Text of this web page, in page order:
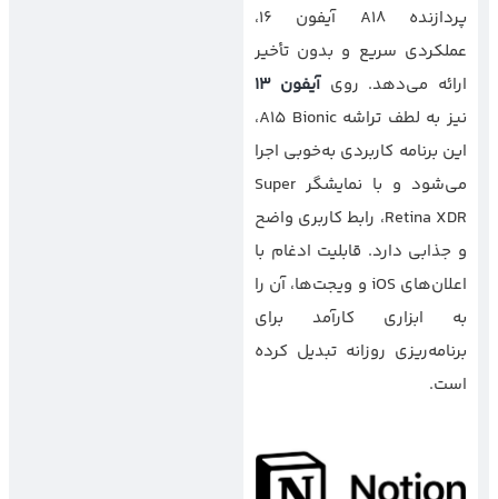
پردازنده A18 آیفون ۱۶،
عملکردی سریع و بدون تأخیر
ارائه می‌دهد. رویآیفون ۱۳
نیز به لطف تراشه A15 Bionic،
این برنامه کاربردی به‌خوبی اجرا
می‌شود و با نمایشگر Super
Retina XDR، رابط کاربری واضح
و جذابی دارد. قابلیت ادغام با
اعلان‌های iOS و ویجت‌ها، آن را
به ابزاری کارآمد برای
برنامه‌ریزی روزانه تبدیل کرده
است.